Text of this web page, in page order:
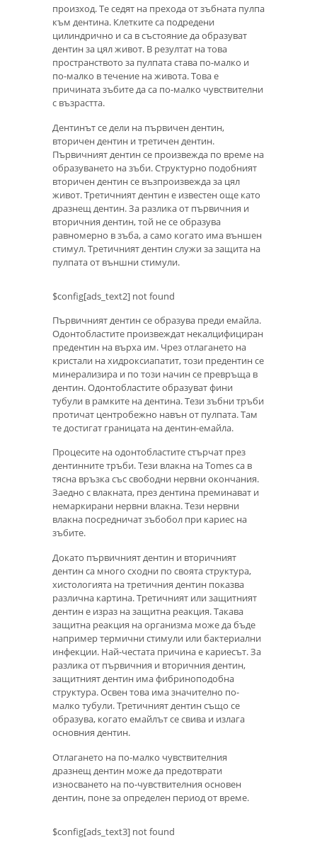
произход. Те седят на прехода от зъбната пулпа
към дентина. Клетките са подредени
цилиндрично и са в състояние да образуват
дентин за цял живот. В резултат на това
пространството за пулпата става по-малко и
по-малко в течение на живота. Това е
причината зъбите да са по-малко чувствителни
с възрастта.
Дентинът се дели на първичен дентин,
вторичен дентин и третичен дентин.
Първичният дентин се произвежда по време на
образуването на зъби. Структурно подобният
вторичен дентин се възпроизвежда за цял
живот. Третичният дентин е известен още като
дразнещ дентин. За разлика от първичния и
вторичния дентин, той не се образува
равномерно в зъба, а само когато има външен
стимул. Третичният дентин служи за защита на
пулпата от външни стимули.
$config[ads_text2] not found
Първичният дентин се образува преди емайла.
Одонтобластите произвеждат некалцифициран
предентин на върха им. Чрез отлагането на
кристали на хидроксиапатит, този предентин се
минерализира и по този начин се превръща в
дентин. Одонтобластите образуват фини
тубули в рамките на дентина. Тези зъбни тръби
протичат центробежно навън от пулпата. Там
те достигат границата на дентин-емайла.
Процесите на одонтобластите стърчат през
дентинните тръби. Тези влакна на Tomes са в
тясна връзка със свободни нервни окончания.
Заедно с влакната, през дентина преминават и
немаркирани нервни влакна. Тези нервни
влакна посредничат зъбобол при кариес на
зъбите.
Докато първичният дентин и вторичният
дентин са много сходни по своята структура,
хистологията на третичния дентин показва
различна картина. Третичният или защитният
дентин е израз на защитна реакция. Такава
защитна реакция на организма може да бъде
например термични стимули или бактериални
инфекции. Най-честата причина е кариесът. За
разлика от първичния и вторичния дентин,
защитният дентин има фибриноподобна
структура. Освен това има значително по-
малко тубули. Третичният дентин също се
образува, когато емайлът се свива и излага
основния дентин.
Отлагането на по-малко чувствителния
дразнещ дентин може да предотврати
износването на по-чувствителния основен
дентин, поне за определен период от време.
$config[ads_text3] not found